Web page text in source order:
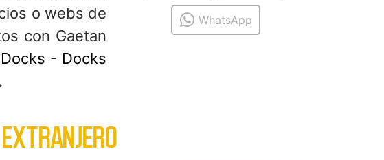
o webs de
con Gaetan
- Docks
.
WhatsApp